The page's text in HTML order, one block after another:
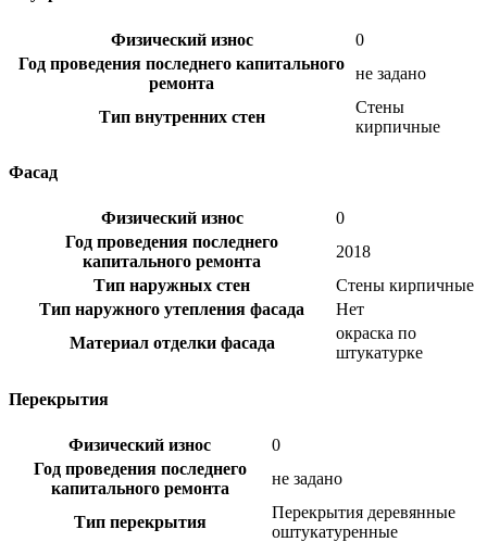
Физический износ
0
Год проведения последнего капитального
ремонта
не задано
Тип внутренних стен
Стены
кирпичные
Фасад
Физический износ
0
Год проведения последнего
капитального ремонта
2018
Тип наружных стен
Стены кирпичные
Тип наружного утепления фасада
Нет
Материал отделки фасада
окраска по
штукатурке
Перекрытия
Физический износ
0
Год проведения последнего
капитального ремонта
не задано
Тип перекрытия
Перекрытия деревянные
оштукатуренные